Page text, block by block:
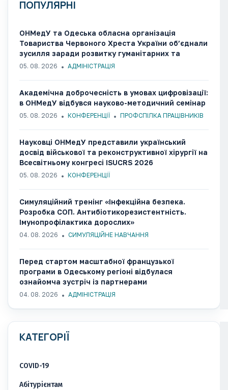
ПОПУЛЯРНІ
ОНМедУ та Одеська обласна організація
Товариства Червоного Хреста України об’єднали
зусилля заради розвитку гуманітарних та
медико-соціальних ініціатив
05. 08. 2026 АДМІНІСТРАЦІЯ
Академічна доброчесність в умовах цифровізації:
в ОНМедУ відбувся науково-методичний семінар
05. 08. 2026 КОНФЕРЕНЦІЇ ПРОФСПІЛКА ПРАЦІВНИКІВ
Науковці ОНМедУ представили український
досвід військової та реконструктивної хірургії на
Всесвітньому конгресі ISUCRS 2026
05. 08. 2026 КОНФЕРЕНЦІЇ
Симуляційний тренінг «Інфекційна безпека.
Розробка СОП. Антибіотикорезистентність.
Імунопрофілактика дорослих»
04. 08. 2026 СИМУЛЯЦІЙНЕ НАВЧАННЯ
Перед стартом масштабної французької
програми в Одеському регіоні відбулася
ознайомча зустріч із партнерами
04. 08. 2026 АДМІНІСТРАЦІЯ
КАТЕГОРІЇ
COVID-19
Абітурієнтам